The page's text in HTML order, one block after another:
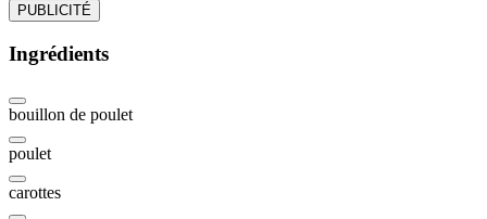
PUBLICITÉ
Ingrédients
bouillon de poulet
poulet
carottes